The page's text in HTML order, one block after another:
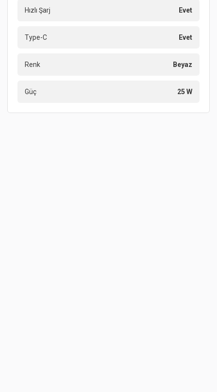
Hızlı Şarj Evet
Type-C Evet
Renk Beyaz
Güç 25 W